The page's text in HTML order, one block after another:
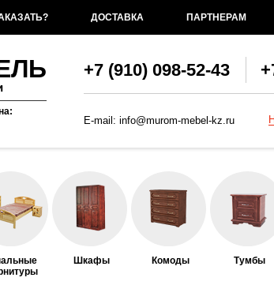
ДОСТАВКА ПАРТНЕРАМ
+7 (910) 098-52-43
E-mail: info@murom-mebel-kz.ru
Шкафы Комоды Тумбы